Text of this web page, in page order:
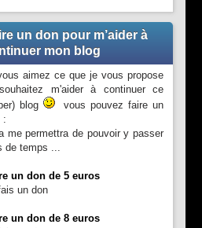
un don pour m’aider à
mon blog
aimez ce que je vous propose
m'aider à continuer ce
blog
vous pouvez faire un
:
me permettra de pouvoir y passer
de temps ...
un don de 5 euros
un don
un don de 8 euros